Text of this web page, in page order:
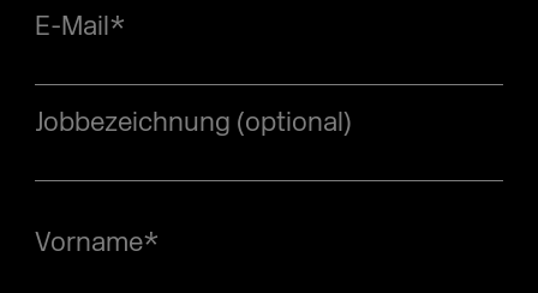
E-Mail*
Jobbezeichnung (optional)
Vorname*